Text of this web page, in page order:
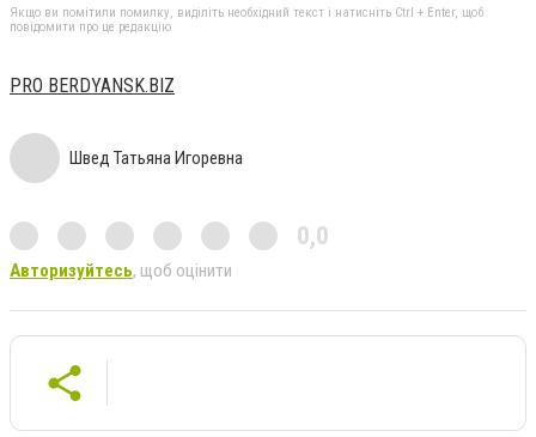
Якщо ви помітили помилку, виділіть необхідний текст і натисніть Ctrl + Enter, щоб
повідомити про це редакцію
PRO BERDYANSK.BIZ
Швед Татьяна Игоревна
0,0
Авторизуйтесь, щоб оцінити